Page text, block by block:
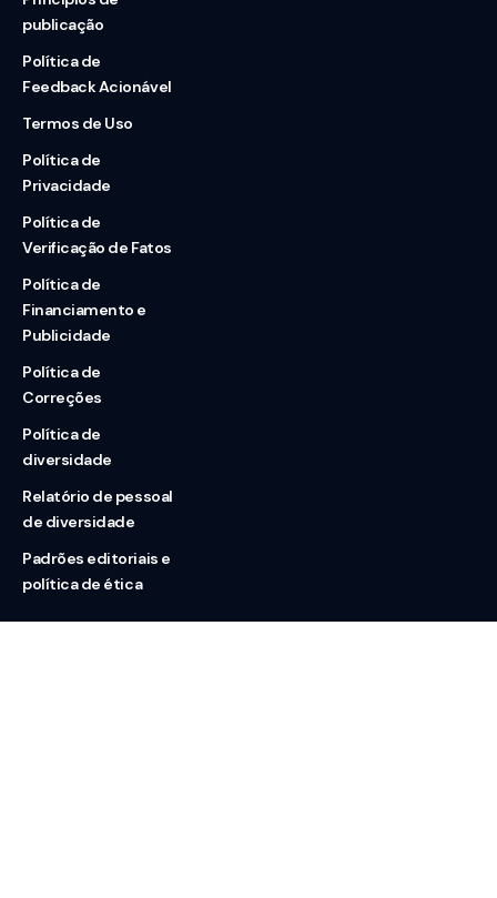
publicação
Política de
Feedback Acionável
Termos de Uso
Política de
Privacidade
Política de
Verificação de Fatos
Política de
Financiamento e
Publicidade
Política de
Correções
Política de
diversidade
Relatório de pessoal
de diversidade
Padrões editoriais e
política de ética